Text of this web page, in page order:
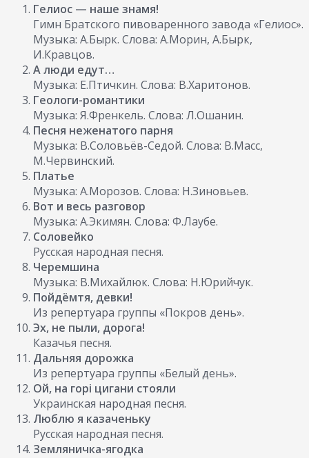
Гелиос — наше знамя!
Гимн Братского пивоваренного завода «Гелиос».
Музыка: А.Бырк. Слова: А.Морин, А.Бырк,
И.Кравцов.
А люди едут…
Музыка: Е.Птичкин. Слова: В.Харитонов.
Геологи-романтики
Музыка: Я.Френкель. Слова: Л.Ошанин.
Песня неженатого парня
Музыка: В.Соловьёв-Седой. Слова: В.Масс,
М.Червинский.
Платье
Музыка: А.Морозов. Слова: Н.Зиновьев.
Вот и весь разговор
Музыка: А.Экимян. Слова: Ф.Лаубе.
Соловейко
Русская народная песня.
Черемшина
Музыка: В.Михайлюк. Слова: Н.Юрийчук.
Пойдёмтя, девки!
Из репертуара группы «Покров день».
Эх, не пыли, дорога!
Казачья песня.
Дальняя дорожка
Из репертуара группы «Белый день».
Ой, на горi цигани стояли
Украинская народная песня.
Люблю я казаченьку
Русская народная песня.
Земляничка-ягодка